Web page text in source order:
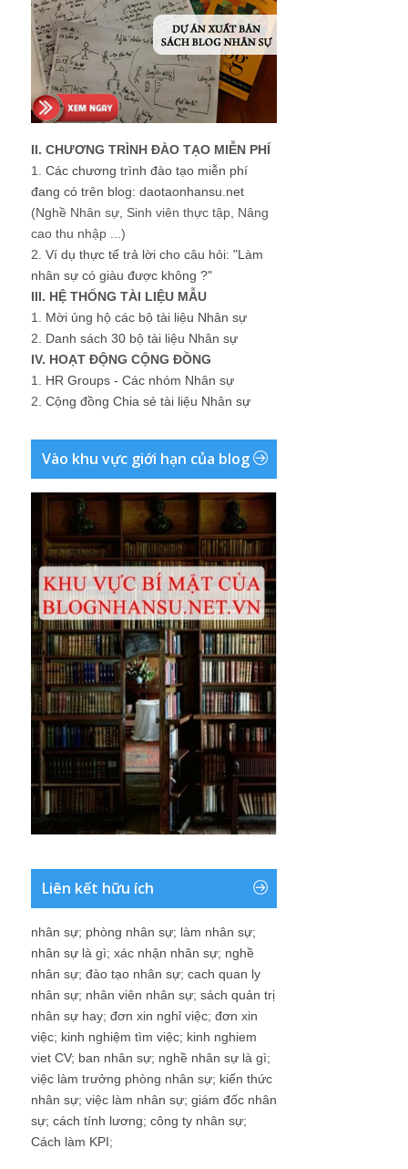
II. CHƯƠNG TRÌNH ĐÀO TẠO MIỄN PHÍ
1. Các chương trình đào tạo miễn phí
đang có trên blog: daotaonhansu.net
(Nghề Nhân sự, Sinh viên thực tập, Nâng
cao thu nhập ...)
2. Ví dụ thực tế trả lời cho câu hỏi: "Làm
nhân sự có giàu được không ?"
III. HỆ THỐNG TÀI LIỆU MẪU
1. Mời ủng hộ các bộ tài liệu Nhân sự
2. Danh sách 30 bộ tài liệu Nhân sự
IV. HOẠT ĐỘNG CỘNG ĐỒNG
1. HR Groups - Các nhóm Nhân sự
2. Cộng đồng Chia sẻ tài liệu Nhân sự
Vào khu vực giới hạn của blog
Liên kết hữu ích
nhân sự; phòng nhân sự; làm nhân sự;
nhân sự là gì; xác nhận nhân sự; nghề
nhân sự; đào tạo nhân sự; cach quan ly
nhân sự; nhân viên nhân sự; sách quản trị
nhân sự hay; đơn xin nghỉ việc; đơn xin
việc; kinh nghiệm tìm việc; kinh nghiem
viet CV; ban nhân sự; nghề nhân sự là gì;
việc làm trưởng phòng nhân sự; kiến thức
nhân sự; việc làm nhân sự; giám đốc nhân
sự; cách tính lương; công ty nhân sự;
Cách làm KPI;